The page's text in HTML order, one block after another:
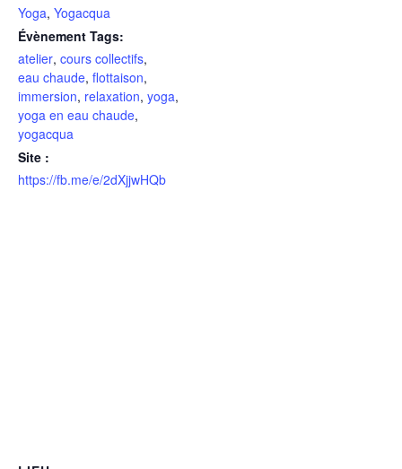
Yoga, Yogacqua
Évènement Tags:
atelier, cours collectifs,
eau chaude, flottaison,
immersion, relaxation, yoga,
yoga en eau chaude,
yogacqua
Site :
https://fb.me/e/2dXjjwHQb